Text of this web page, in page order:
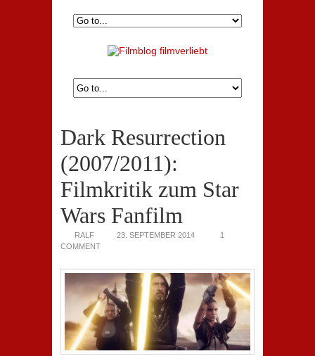
Dark Resurrection
(2007/2011):
Filmkritik zum Star
Wars Fanfilm
RALF 23. SEPTEMBER 2014
1
COMMENT